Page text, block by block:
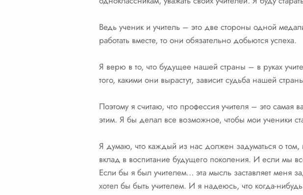
Ведь ученик и учитель – это две стороны одной
работать вместе, то они обязательно добьются успеха.
Я верю в то, что будущее нашей страны – в руках
того, какими они вырастут, зависит судьба нашей
Поэтому я считаю, что профессия учителя – это
этим. Я бы делал все возможное, чтобы мои ученики
Я думаю, что каждый из нас должен задуматься о
вклад в воспитание будущего поколения. И если мы
Если бы я был учителем… эта мысль заставляет меня
хотел бы быть учителем. И я надеюсь, что когда-